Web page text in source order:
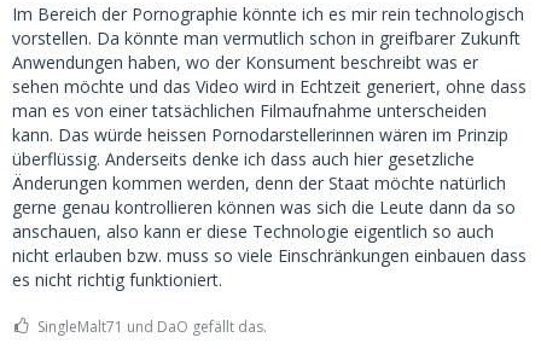
Im Bereich der Pornographie könnte ich es mir rein technologisch
vorstellen. Da könnte man vermutlich schon in greifbarer Zukunft
Anwendungen haben, wo der Konsument beschreibt was er
sehen möchte und das Video wird in Echtzeit generiert, ohne dass
man es von einer tatsächlichen Filmaufnahme unterscheiden
kann. Das würde heissen Pornodarstellerinnen wären im Prinzip
überflüssig. Anderseits denke ich dass auch hier gesetzliche
Änderungen kommen werden, denn der Staat möchte natürlich
gerne genau kontrollieren können was sich die Leute dann da so
anschauen, also kann er diese Technologie eigentlich so auch
nicht erlauben bzw. muss so viele Einschränkungen einbauen dass
es nicht richtig funktioniert.
SingleMalt71 und DaO gefällt das.